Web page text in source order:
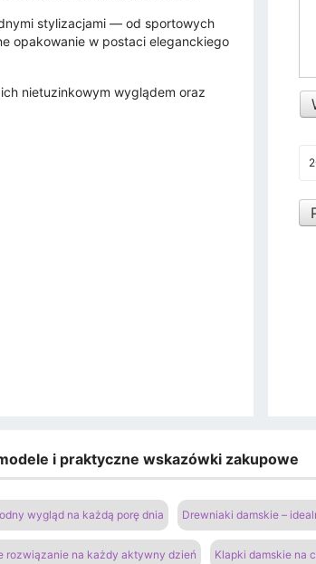
stylizacjami — od sportowych
opakowanie w postaci eleganckiego
nietuzinkowym wyglądem oraz
i praktyczne wskazówki zakupowe
wygląd na każdą porę dnia Drewniaki damskie –
rozwiązanie na każdy aktywny dzień Klapki damskie na